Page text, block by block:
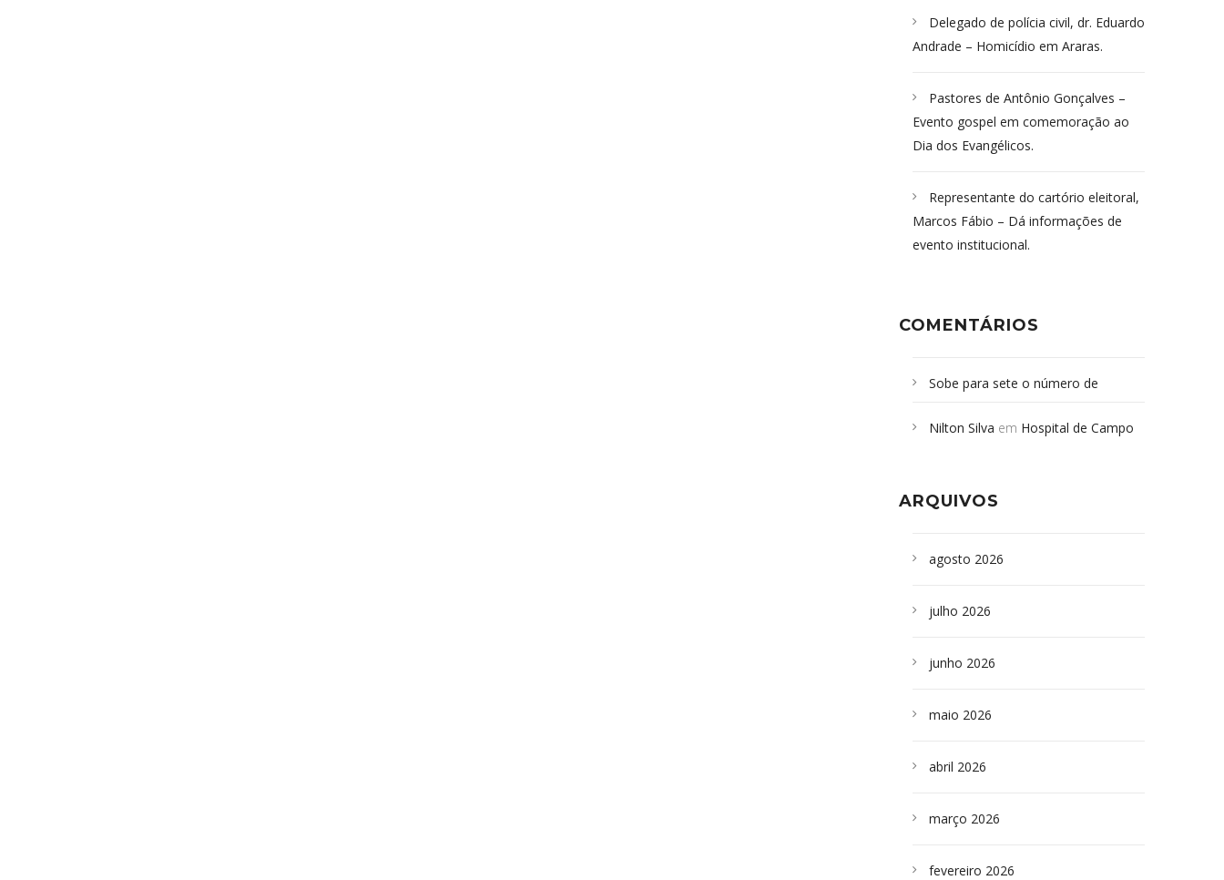
Delegado de polícia civil, dr. Eduardo
Andrade – Homicídio em Araras.
Pastores de Antônio Gonçalves –
Evento gospel em comemoração ao
Dia dos Evangélicos.
Representante do cartório eleitoral,
Marcos Fábio – Dá informações de
evento institucional.
COMENTÁRIOS
Sobe para sete o número de
desabamento em São Paulo - Revista
sepultados em SP
Nilton Silva em Hospital de Campo
ARQUIVOS
agosto 2026
julho 2026
junho 2026
maio 2026
abril 2026
março 2026
fevereiro 2026